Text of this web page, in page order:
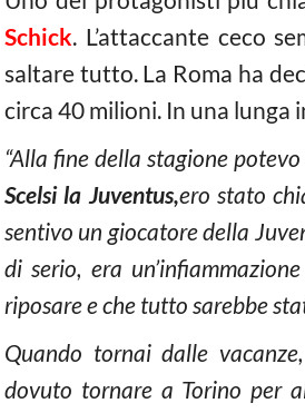
Schick. L’attaccante ceco
saltare tutto. La Roma ha
circa 40 milioni. In una lunga
“Alla fine della stagione
Scelsi la Juventus,ero stato
sentivo un giocatore della
di serio, era
riposare e che tutto sarebbe
Quando tornai dalle
dovuto tornare a Torino per